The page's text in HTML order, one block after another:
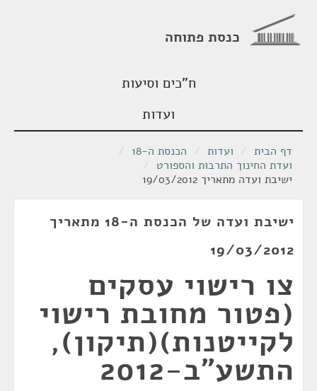
כנסת פתוחה
ח"כים וסיעות
ועדות
דף הבית / ועדות / הכנסת ה-18
/
ועדת החינוך התרבות והספורט /
ישיבת ועדה מתאריך 19/03/2012
ישיבת ועדה של הכנסת ה-18 מתאריך
19/03/2012
צו רישוי עסקים
(פטור מחובת רישוי
לקייטנות)(תיקון),
התשע"ב-2012